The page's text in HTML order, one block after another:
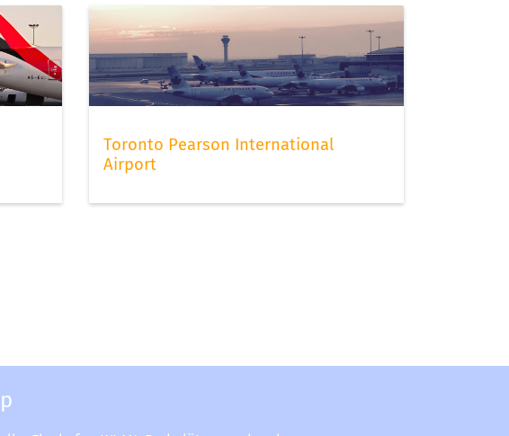
Toronto Pearson International
Airport